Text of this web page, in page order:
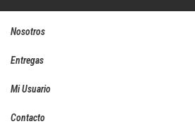
Nosotros
Entregas
Mi Usuario
Contacto